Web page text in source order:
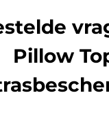
Pillow